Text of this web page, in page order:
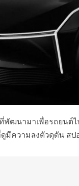
พัฒนามาเพื่อรถยนต์
มีความลงตัวดุดัน สป